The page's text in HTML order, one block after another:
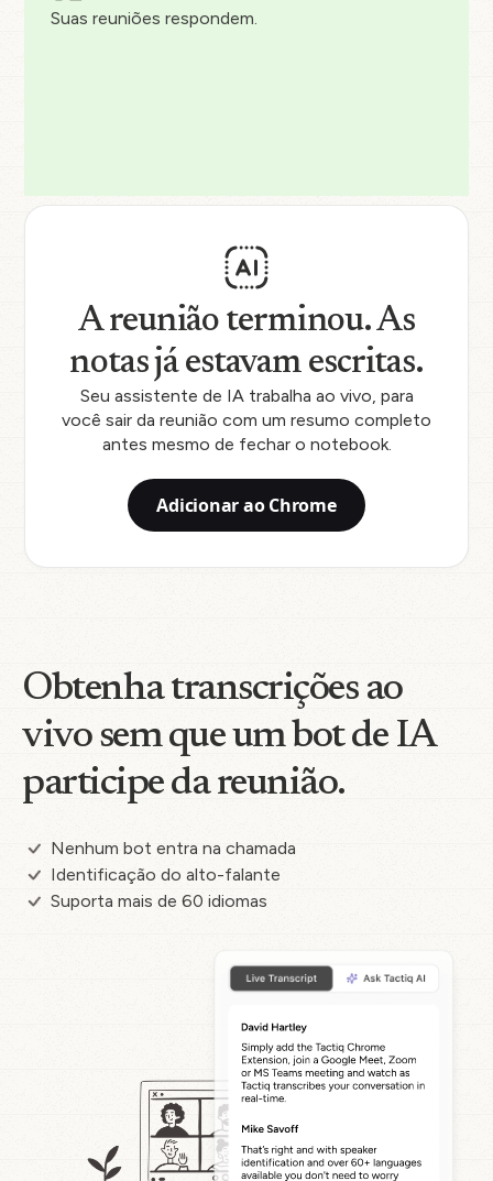
Suas reuniões respondem.
A reunião terminou. As
notas já estavam escritas.
Seu assistente de IA trabalha ao vivo, para
você sair da reunião com um resumo completo
antes mesmo de fechar o notebook.
Adicionar ao Chrome
Obtenha transcrições ao
vivo sem que um bot de IA
participe da reunião.
Nenhum bot entra na chamada
Identificação do alto-falante
Suporta mais de 60 idiomas